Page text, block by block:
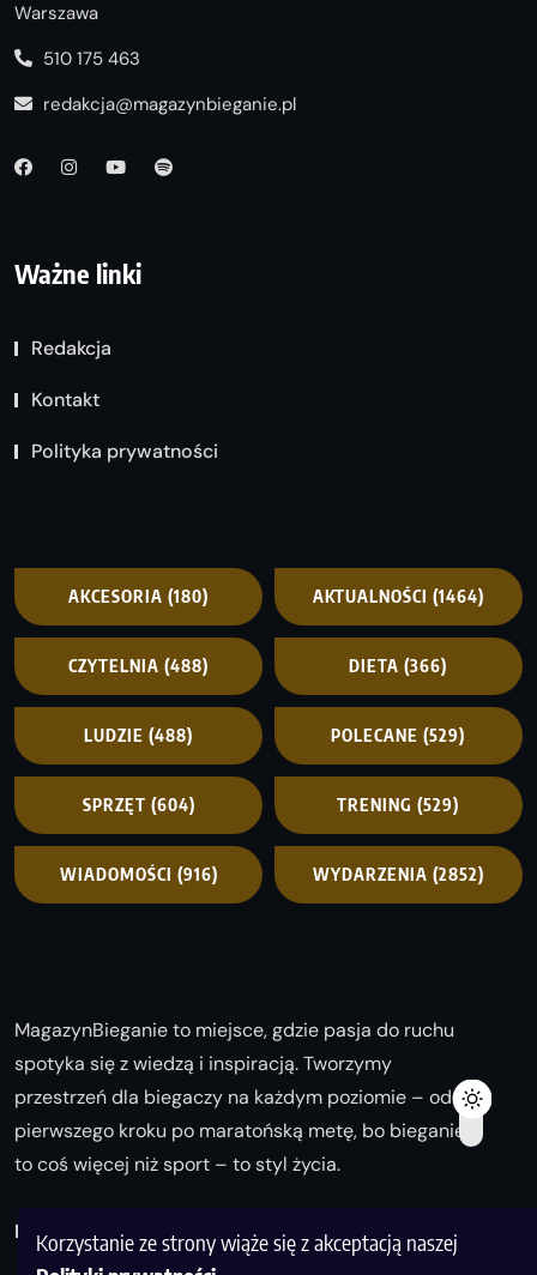
Korzystanie ze strony wiąże się z akceptacją naszej
Warszawa
510 175 463
redakcja@magazynbieganie.pl
Ważne linki
Redakcja
Kontakt
Polityka prywatności
AKCESORIA (180) AKTUALNOŚCI (1464)
CZYTELNIA (488) DIETA (366)
LUDZIE (488) POLECANE (529)
SPRZĘT (604) TRENING (529)
WIADOMOŚCI (916) WYDARZENIA (2852)
MagazynBieganie to miejsce, gdzie pasja do ruchu
spotyka się z wiedzą i inspiracją. Tworzymy
przestrzeń dla biegaczy na każdym poziomie – od
pierwszego kroku po maratońską metę, bo bieganie
to coś więcej niż sport – to styl życia.
Biegaj z nami i odkrywaj swoją najlepszą wersję!